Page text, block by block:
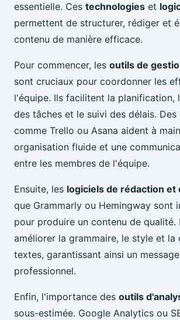
essentielle. Ces technologies et
permettent de structurer, rédiger et
contenu de manière efficace.
Pour commencer, les outils de
sont cruciaux pour coordonner les
l'équipe. Ils facilitent la planification,
des tâches et le suivi des délais.
comme Trello ou Asana aident à
organisation fluide et une
entre les membres de l'équipe.
Ensuite, les logiciels de rédaction et
que Grammarly ou Hemingway sont
pour produire un contenu de qualité.
améliorer la grammaire, le style et la
textes, garantissant ainsi un
professionnel.
Enfin, l'importance des outils
sous-estimée. Google Analytics ou